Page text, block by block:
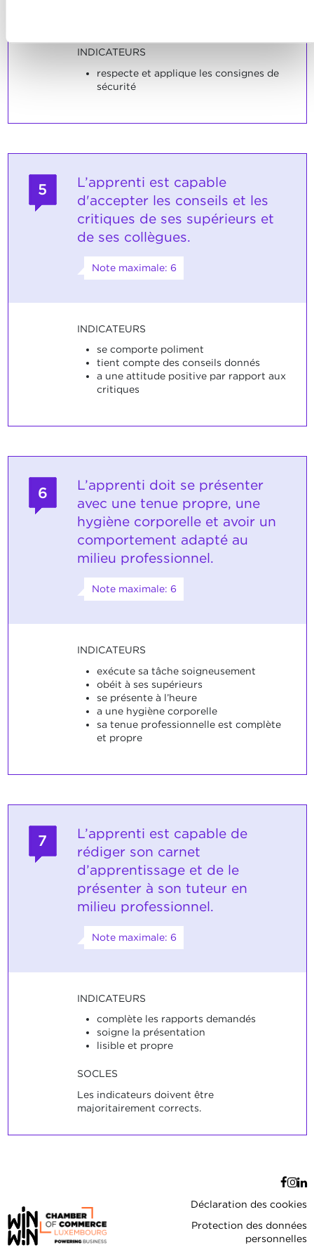
INDICATEURS
respecte et applique les consignes de
sécurité
5
L’apprenti est capable
d'accepter les conseils et les
critiques de ses supérieurs et
de ses collègues.
Note maximale: 6
INDICATEURS
se comporte poliment
tient compte des conseils donnés
a une attitude positive par rapport aux
critiques
6
L’apprenti doit se présenter
avec une tenue propre, une
hygiène corporelle et avoir un
comportement adapté au
milieu professionnel.
Note maximale: 6
INDICATEURS
exécute sa tâche soigneusement
obéit à ses supérieurs
se présente à l’heure
a une hygiène corporelle
sa tenue professionnelle est complète
et propre
7
L’apprenti est capable de
rédiger son carnet
d’apprentissage et de le
présenter à son tuteur en
milieu professionnel.
Note maximale: 6
INDICATEURS
complète les rapports demandés
soigne la présentation
lisible et propre
SOCLES
Les indicateurs doivent être
majoritairement corrects.
Déclaration des cookies
Protection des données
personnelles